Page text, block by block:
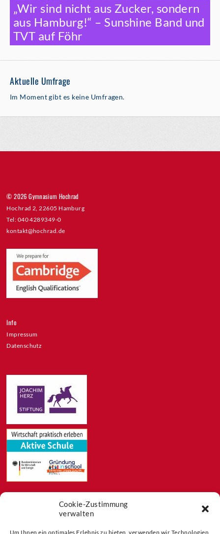
Cookie-Zustimmung
verwalten
Um Ihnen ein optimales Erlebnis zu bieten, verwenden wir Technologien
„Wir sind nicht aus Zucker, sondern
aus Hamburg!“ – Sunshine Band und
TVT auf Föhr
Aktuelle Umfrage
Im Moment gibt es keine Umfragen.
© 2026 Gymnasium Hochrad
Hochrad 2, 22605 Hamburg
Tel: 040 4289349-0
kontakt@hochrad.de
Info
Impressum
Datenschutz
Blog